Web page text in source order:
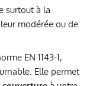
surtout à la
modérée ou de
EN 1143-1,
Elle permet